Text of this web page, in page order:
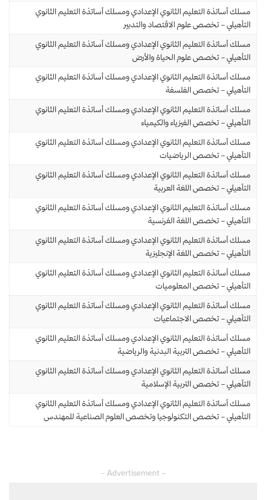
مسلك أساتذة التعليم الثانوي الإعدادي ومسلك أساتذة التعليم الثانوي
التأهيلي – تخصص علوم الاقتصاد والتدبير
مسلك أساتذة التعليم الثانوي الإعدادي ومسلك أساتذة التعليم الثانوي
التأهيلي – تخصص علوم الحياة والأرض
مسلك أساتذة التعليم الثانوي الإعدادي ومسلك أساتذة التعليم الثانوي
التأهيلي – تخصص الفلسفة
مسلك أساتذة التعليم الثانوي الإعدادي ومسلك أساتذة التعليم الثانوي
التأهيلي – تخصص الفيزياء والكيمياء
مسلك أساتذة التعليم الثانوي الإعدادي ومسلك أساتذة التعليم الثانوي
التأهيلي – تخصص الرياضيات
مسلك أساتذة التعليم الثانوي الإعدادي ومسلك أساتذة التعليم الثانوي
التأهيلي – تخصص اللغة العربية
مسلك أساتذة التعليم الثانوي الإعدادي ومسلك أساتذة التعليم الثانوي
التأهيلي – تخصص اللغة الفرنسية
مسلك أساتذة التعليم الثانوي الإعدادي ومسلك أساتذة التعليم الثانوي
التأهيلي – تخصص اللغة الإنجليزية
مسلك أساتذة التعليم الثانوي الإعدادي ومسلك أساتذة التعليم الثانوي
التأهيلي – تخصص المعلوميات
مسلك أساتذة التعليم الثانوي الإعدادي ومسلك أساتذة التعليم الثانوي
التأهيلي – تخصص الاجتماعيات
مسلك أساتذة التعليم الثانوي الإعدادي ومسلك أساتذة التعليم الثانوي
التأهيلي – تخصص التربية البدنية والرياضية
مسلك أساتذة التعليم الثانوي الإعدادي ومسلك أساتذة التعليم الثانوي
التأهيلي – تخصص التربية الإسلامية
مسلك أساتذة التعليم الثانوي الإعدادي ومسلك أساتذة التعليم الثانوي
التأهيلي – تخصص التكنولوجيا وتخصص العلوم الصناعية للمهندس
– Advertisement –